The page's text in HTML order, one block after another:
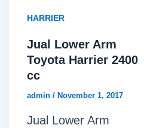
HARRIER
Jual Lower Arm
Toyota Harrier 2400
cc
admin / November 1, 2017
Jual Lower Arm